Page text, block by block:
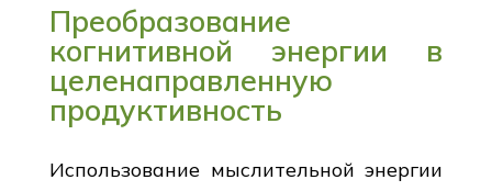
Преобразование
когнитивной энергии в
целенаправленную
продуктивность
Использование мыслительной энергии